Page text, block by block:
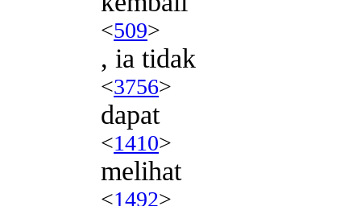
<509>
, ia tidak
<3756>
dapat
<1410>
melihat
<1492>